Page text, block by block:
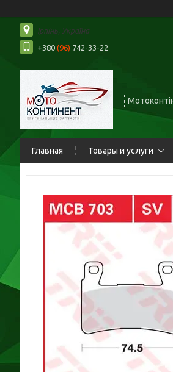
Ірпінь, Україна
+380 (96) 742-33-22
Главная Товары и услуги